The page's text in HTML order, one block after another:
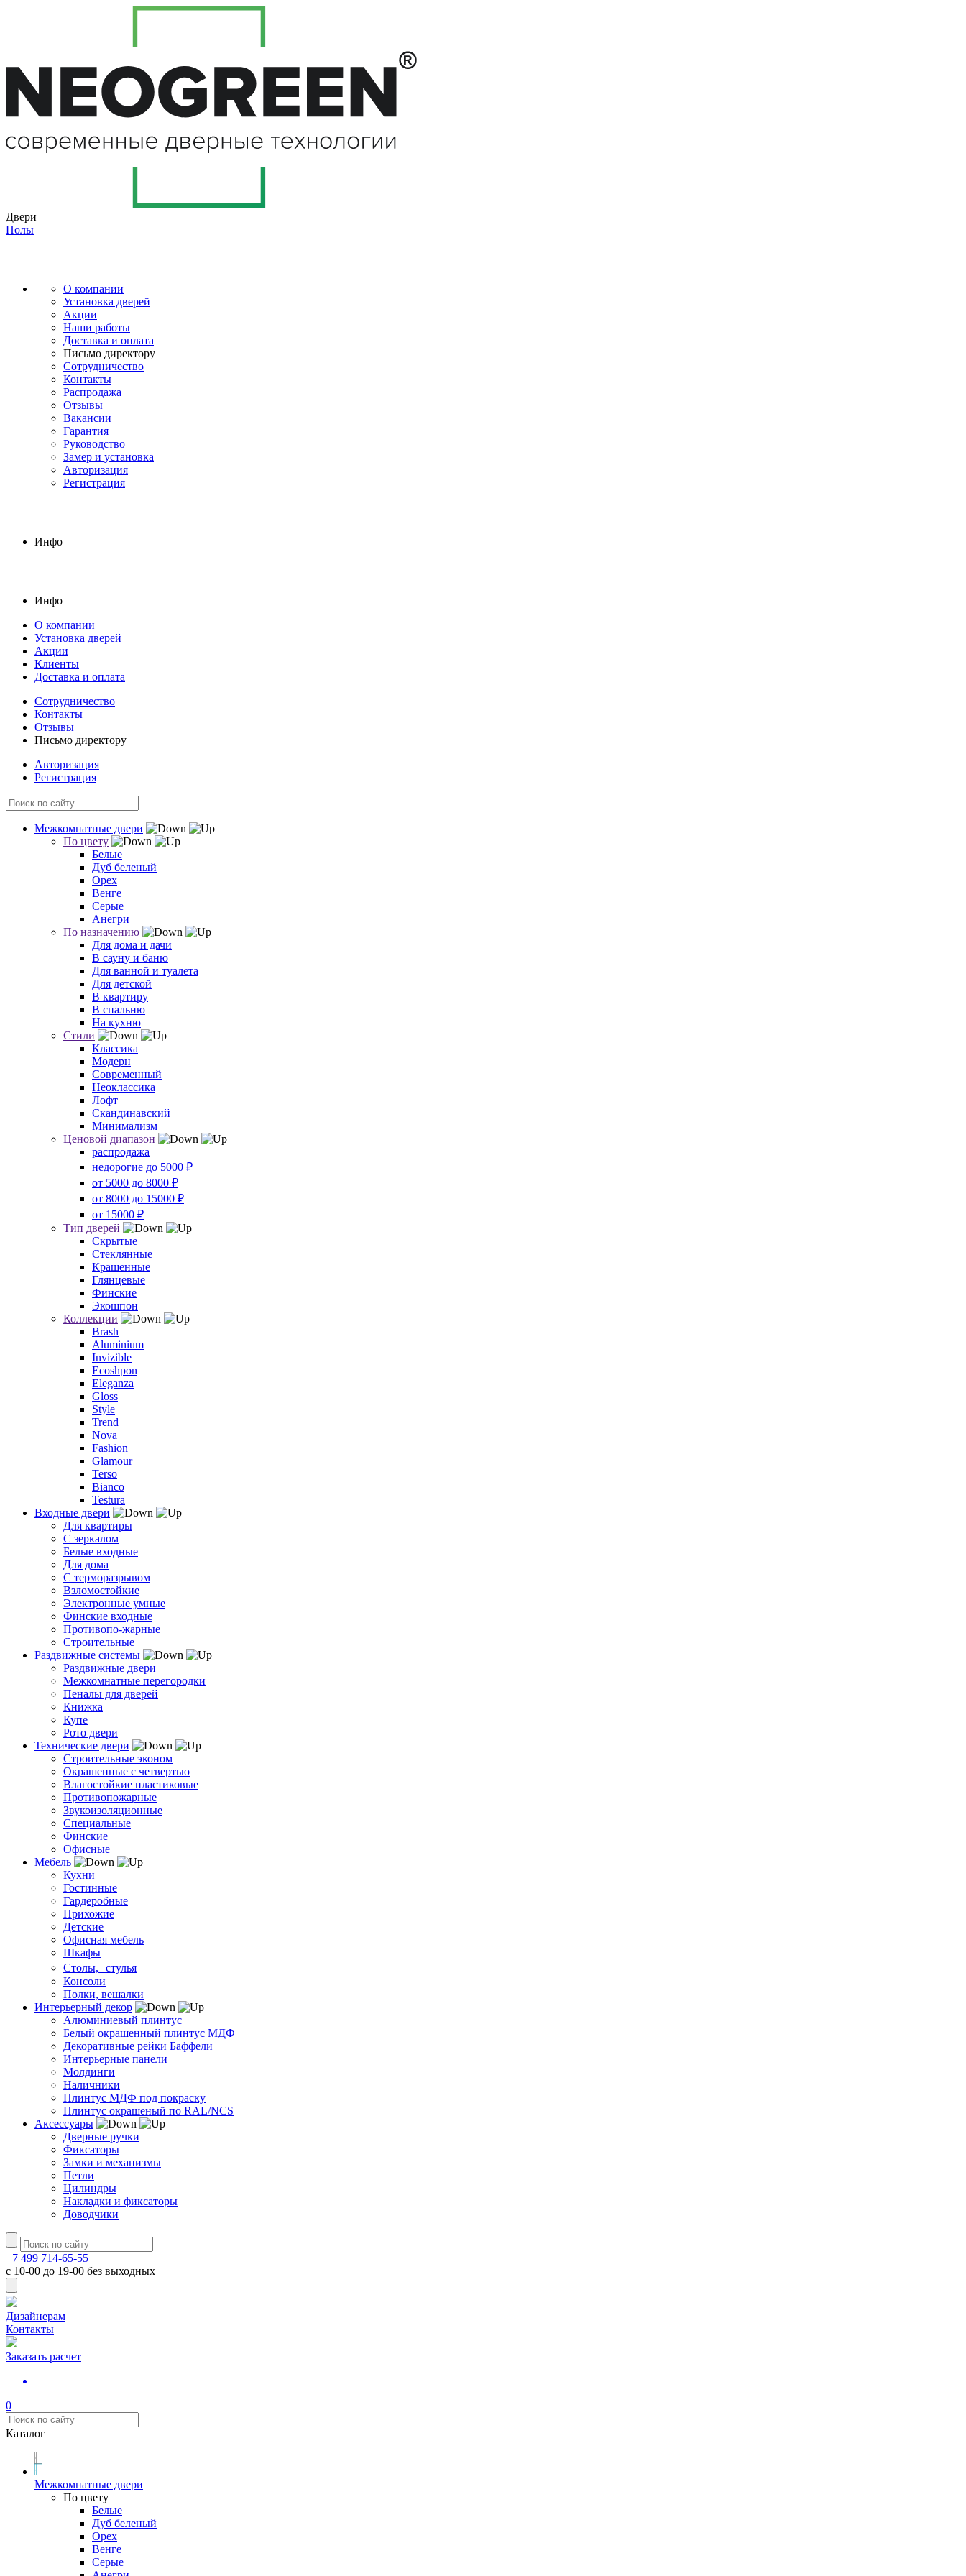
Двери
Полы
О компании
Установка дверей
Акции
Наши работы
Доставка и оплата
Письмо директору
Сотрудничество
Контакты
Распродажа
Отзывы
Вакансии
Гарантия
Руководство
Замер и установка
Авторизация
Регистрация
Инфо
Инфо
О компании
Установка дверей
Акции
Клиенты
Доставка и оплата
Сотрудничество
Контакты
Отзывы
Письмо директору
Авторизация
Регистрация
Межкомнатные двери
По цвету
Белые
Дуб беленый
Орех
Венге
Серые
Анегри
По назначению
Для дома и дачи
В сауну и баню
Для ванной и туалета
Для детской
В квартиру
В спальню
На кухню
Стили
Классика
Модерн
Современный
Неоклассика
Лофт
Скандинавский
Минимализм
Ценовой диапазон
распродажа
недорогие до 5000 ₽
от 5000 до 8000 ₽
от 8000 до 15000 ₽
от 15000 ₽
Тип дверей
Скрытые
Стеклянные
Крашенные
Глянцевые
Финские
Экошпон
Коллекции
Brash
Aluminium
Invizible
Ecoshpon
Eleganza
Gloss
Style
Trend
Nova
Fashion
Glamour
Terso
Bianco
Testura
Входные двери
Для квартиры
С зеркалом
Белые входные
Для дома
С терморазрывом
Взломостойкие
Электронные умные
Финские входные
Противопо-жарные
Строительные
Раздвижные системы
Раздвижные двери
Межкомнатные перегородки
Пеналы для дверей
Книжка
Купе
Рото двери
Технические двери
Строительные эконом
Окрашенные с четвертью
Влагостойкие пластиковые
Противопожарные
Звукоизоляционные
Специальные
Финские
Офисные
Мебель
Кухни
Гостинные
Гардеробные
Прихожие
Детские
Офисная мебель
Шкафы
Столы, стулья
Консоли
Полки, вешалки
Интерьерный декор
Алюминиевый плинтус
Белый окрашенный плинтус МДФ
Декоративные рейки Баффели
Интерьерные панели
Молдинги
Наличники
Плинтус МДФ под покраску
Плинтус окрашеный по RAL/NCS
Аксессуары
Дверные ручки
Фиксаторы
Замки и механизмы
Петли
Цилиндры
Накладки и фиксаторы
Доводчики
+7 499 714-65-55
с 10-00 до 19-00 без выходных
Дизайнерам
Контакты
Заказать расчет
0
Каталог
Межкомнатные двери
По цвету
Белые
Дуб беленый
Орех
Венге
Серые